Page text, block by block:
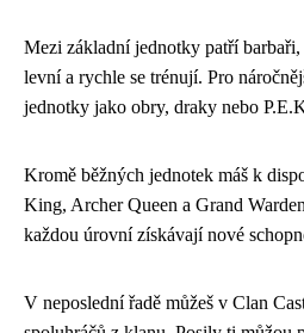
Mezi základní jednotky patří
levní a rychle se trénují. Pro
jednotky jako obry, draky nebo
Kromě běžných jednotek máš k
King, Archer Queen a Grand
každou úrovní získávají nové
V neposlední řadě můžeš v Clan